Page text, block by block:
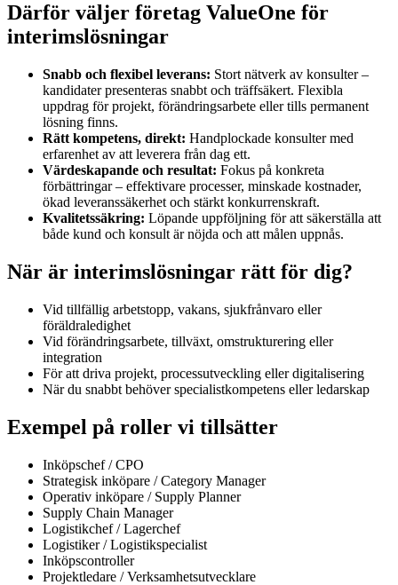
Därför väljer företag ValueOne för
interimslösningar
Snabb och flexibel leverans: Stort nätverk av konsulter –
kandidater presenteras snabbt och träffsäkert. Flexibla
uppdrag för projekt, förändringsarbete eller tills permanent
lösning finns.
Rätt kompetens, direkt: Handplockade konsulter med
erfarenhet av att leverera från dag ett.
Värdeskapande och resultat: Fokus på konkreta
förbättringar – effektivare processer, minskade kostnader,
ökad leveranssäkerhet och stärkt konkurrenskraft.
Kvalitetssäkring: Löpande uppföljning för att säkerställa att
både kund och konsult är nöjda och att målen uppnås.
När är interimslösningar rätt för dig?
Vid tillfällig arbetstopp, vakans, sjukfrånvaro eller
föräldraledighet
Vid förändringsarbete, tillväxt, omstrukturering eller
integration
För att driva projekt, processutveckling eller digitalisering
När du snabbt behöver specialistkompetens eller ledarskap
Exempel på roller vi tillsätter
Inköpschef / CPO
Strategisk inköpare / Category Manager
Operativ inköpare / Supply Planner
Supply Chain Manager
Logistikchef / Lagerchef
Logistiker / Logistikspecialist
Inköpscontroller
Projektledare / Verksamhetsutvecklare